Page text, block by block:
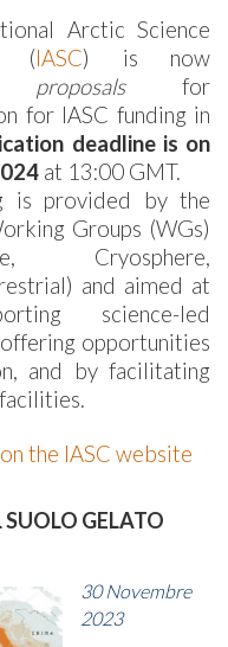
Arctic Science
(IASC) is now
proposalsfor
for IASC funding in
deadline is on
at 13:00 GMT.
is provided by the
Groups (WGs)
Cryosphere,
and aimed at
science-led
opportunities
and by facilitating
the IASC website
GELATO
30 Novembre
2023